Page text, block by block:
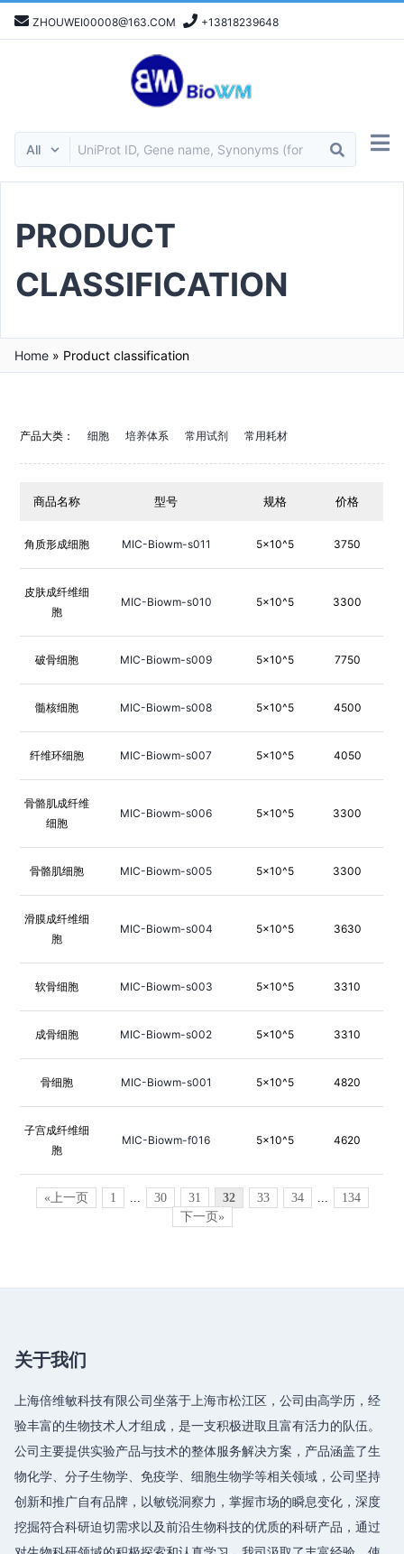
ZHOUWEI00008@163.COM +13818239648
PRODUCT
CLASSIFICATION
Home » Product classification
产品大类： 细胞 培养体系 常用试剂 常用耗材
商品名称 型号 规格 价格
角质形成细胞 MIC-Biowm-s011 5×10^5 3750
皮肤成纤维细
胞
MIC-Biowm-s010 5×10^5 3300
破骨细胞 MIC-Biowm-s009 5×10^5 7750
髓核细胞 MIC-Biowm-s008 5×10^5 4500
纤维环细胞 MIC-Biowm-s007 5×10^5 4050
骨骼肌成纤维
细胞
MIC-Biowm-s006 5×10^5 3300
骨骼肌细胞 MIC-Biowm-s005 5×10^5 3300
滑膜成纤维细
胞
MIC-Biowm-s004 5×10^5 3630
软骨细胞 MIC-Biowm-s003 5×10^5 3310
成骨细胞 MIC-Biowm-s002 5×10^5 3310
骨细胞 MIC-Biowm-s001 5×10^5 4820
子宫成纤维细
胞
MIC-Biowm-f016 5×10^5 4620
«上一页 1 ... 30 31 32 33 34 ...
134
下一页»
关于我们
上海倍维敏科技有限公司坐落于上海市松江区，公司由高学历，经
验丰富的生物技术人才组成，是一支积极进取且富有活力的队伍。
公司主要提供实验产品与技术的整体服务解决方案，产品涵盖了生
物化学、分子生物学、免疫学、细胞生物学等相关领域，公司坚持
创新和推广自有品牌，以敏锐洞察力，掌握市场的瞬息变化，深度
挖掘符合科研迫切需求以及前沿生物科技的优质的科研产品，通过